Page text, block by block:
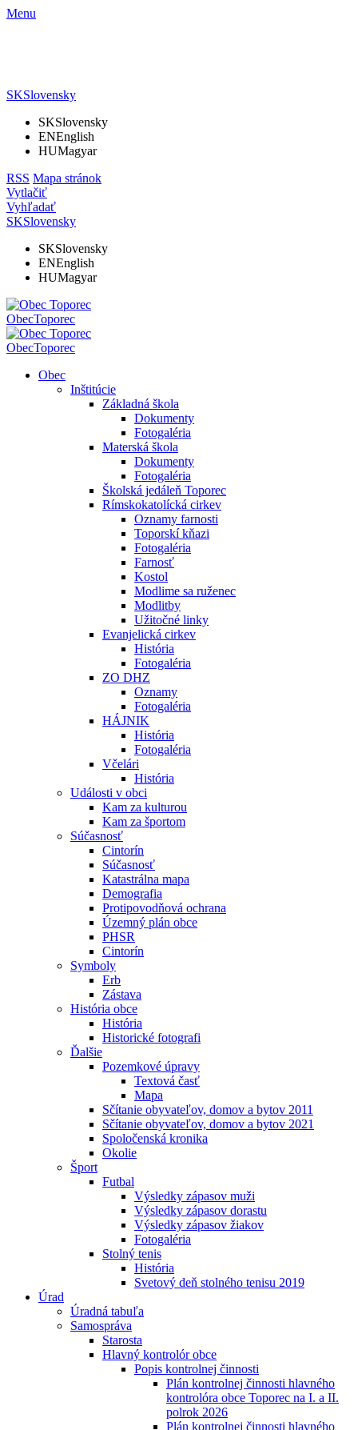
Menu
SKSlovensky
SKSlovensky
ENEnglish
HUMagyar
RSS Mapa stránok
Vytlačiť
Vyhľadať
SKSlovensky
SKSlovensky
ENEnglish
HUMagyar
ObecToporec
ObecToporec
Obec
Inštitúcie
Základná škola
Dokumenty
Fotogaléria
Materská škola
Dokumenty
Fotogaléria
Školská jedáleň Toporec
Rímskokatolícká cirkev
Oznamy farnosti
Toporskí kňazi
Fotogaléria
Farnosť
Kostol
Modlime sa ruženec
Modlitby
Užitočné linky
Evanjelická cirkev
História
Fotogaléria
ZO DHZ
Oznamy
Fotogaléria
HÁJNIK
História
Fotogaléria
Včelári
História
Události v obci
Kam za kulturou
Kam za športom
Súčasnosť
Cintorín
Súčasnosť
Katastrálna mapa
Demografia
Protipovodňová ochrana
Územný plán obce
PHSR
Cintorín
Symboly
Erb
Zástava
História obce
História
Historické fotografi
Ďalšie
Pozemkové úpravy
Textová časť
Mapa
Sčítanie obyvateľov, domov a bytov 2011
Sčítanie obyvateľov, domov a bytov 2021
Spoločenská kronika
Okolie
Šport
Futbal
Výsledky zápasov muži
Výsledky zápasov dorastu
Výsledky zápasov žiakov
Fotogaléria
Stolný tenis
História
Svetový deň stolného tenisu 2019
Úrad
Úradná tabuľa
Samospráva
Starosta
Hlavný kontrolór obce
Popis kontrolnej činnosti
Plán kontrolnej činnosti hlavného
kontrolóra obce Toporec na I. a II.
polrok 2026
Plán kontrolnej činnosti hlavného